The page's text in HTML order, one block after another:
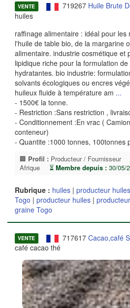
VENTE 719267 Huile Brute
huiles
raffinage alimentaire : idéal pour
l'huile de table bio, de la margarine
alimentaire. industrie cosmétique et
lipidique riche pour la formulation
hydratantes. bio industrie:
solvants écologiques ou encres
huileux fluide à température am ...
- 1500€ la tonne.
- Restriction :Sans restriction ,
- Conditionnement :En vrac (
conteneur)
- Quantite :1000 tonnes, 100tonnes
🏢 Profil : Producteur / Fournisseur
Afrique
⏳ Membre depuis : 30/05/
Rubrique : huiles | producteur huiles
Togo | producteur huiles |
graine Togo
VENTE 717617 Cacao,café
café cacao thé